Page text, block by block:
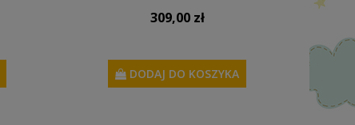
309,00 zł
DODAJ DO KOSZYKA